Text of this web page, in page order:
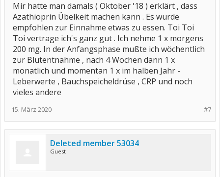
Mir hatte man damals ( Oktober '18 ) erklärt , dass
Azathioprin Übelkeit machen kann . Es wurde
empfohlen zur Einnahme etwas zu essen. Toi Toi
Toi vertrage ich's ganz gut . Ich nehme 1 x morgens
200 mg. In der Anfangsphase mußte ich wöchentlich
zur Blutentnahme , nach 4 Wochen dann 1 x
monatlich und momentan 1 x im halben Jahr -
Leberwerte , Bauchspeicheldrüse , CRP und noch
vieles andere
#7
15. März 2020
Deleted member 53034
Guest